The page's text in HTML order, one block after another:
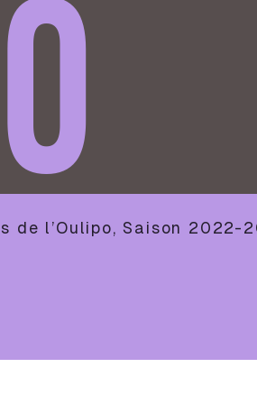
de l’Oulipo, Saison 2022-